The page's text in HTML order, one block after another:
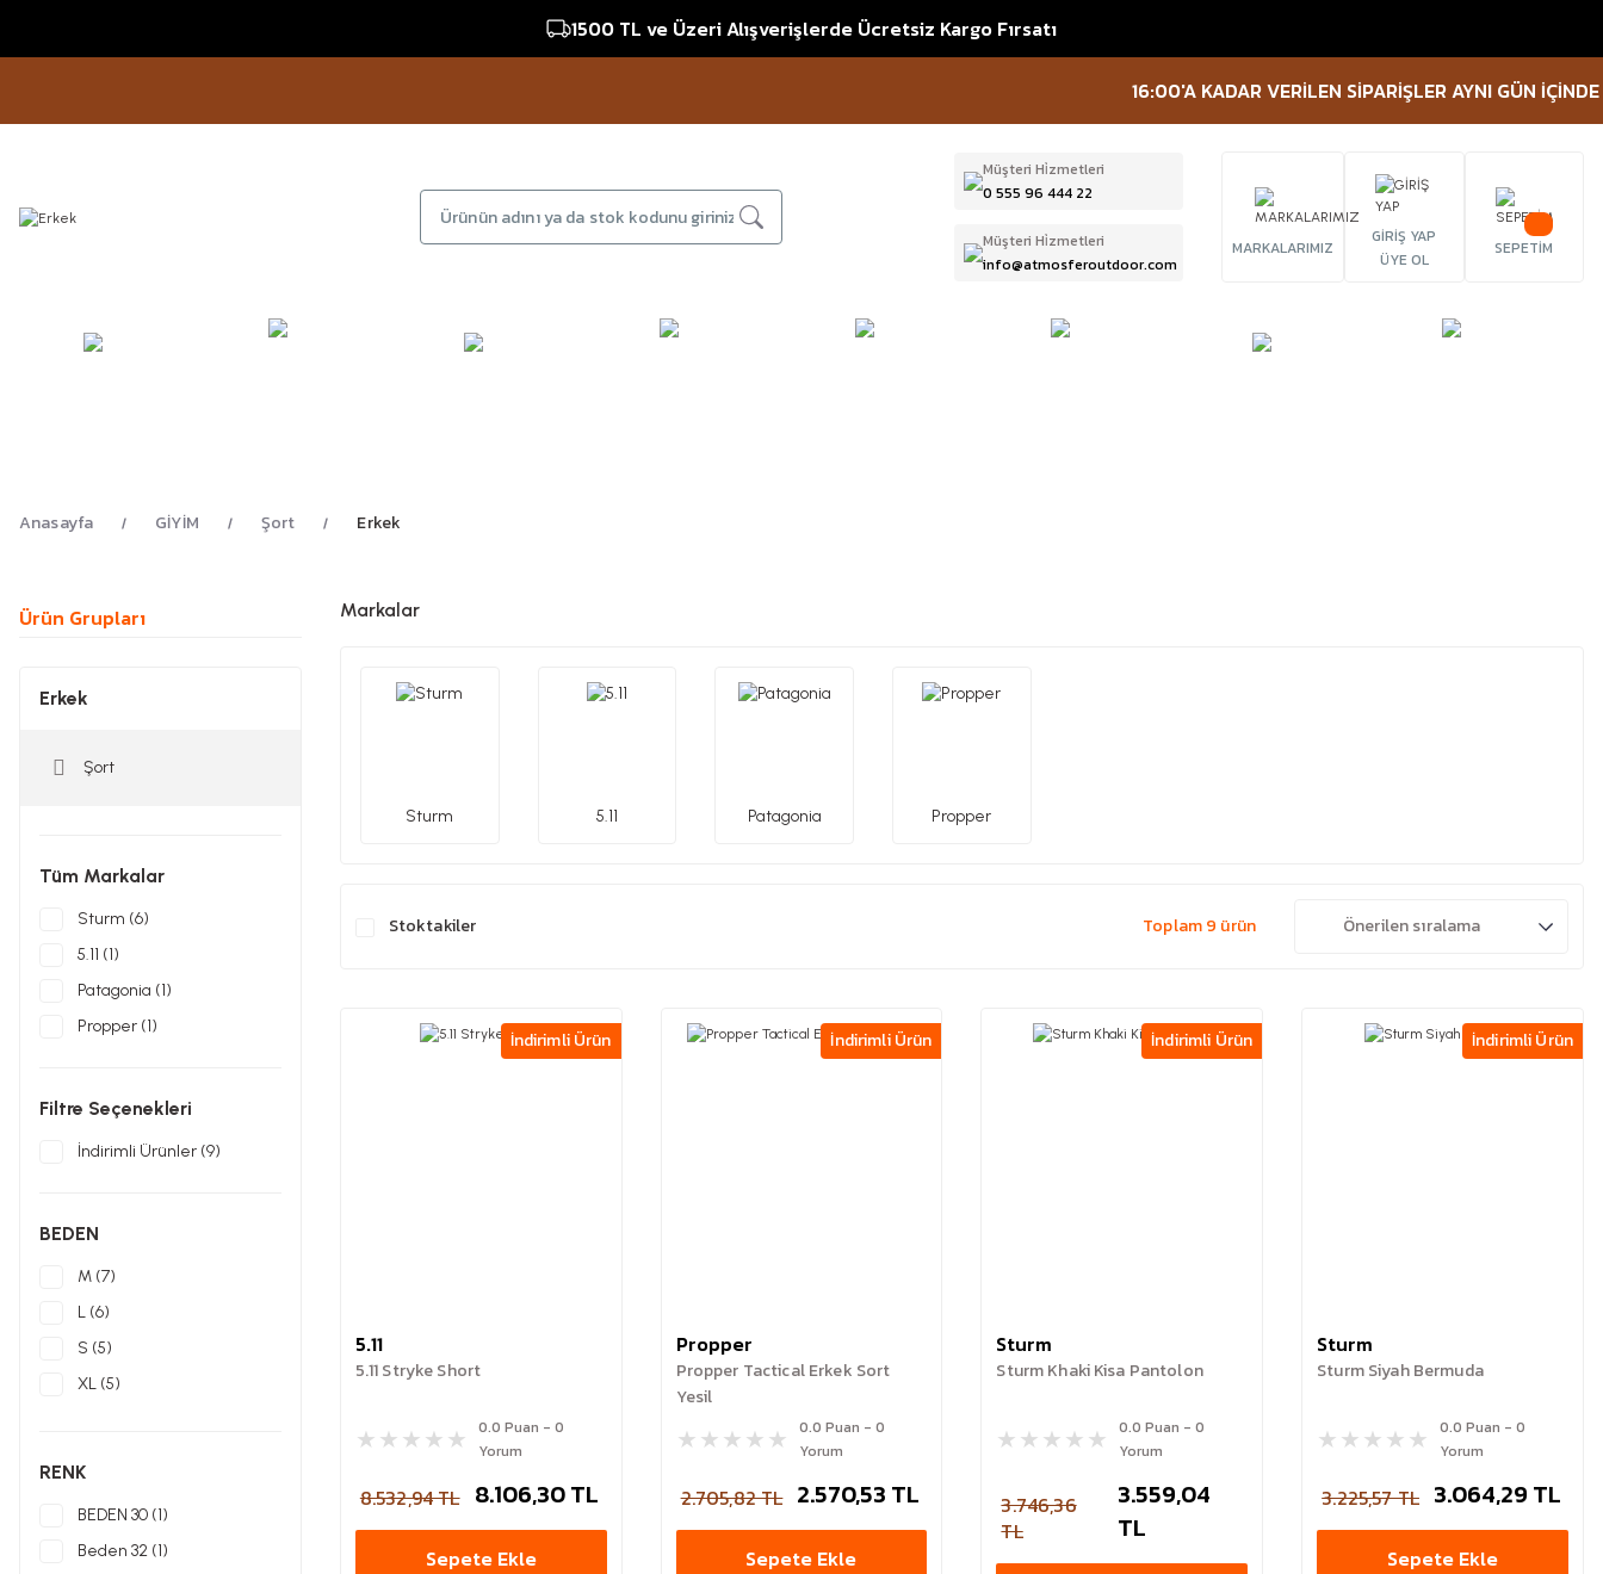
1500 TL ve Üzeri Alışverişlerde Ücretsiz Kargo Fırsatı
16:00'A KADAR VERİLEN SİPARİŞLER AYNI GÜN İÇİNDE
Müşteri Hi̇zmetleri
0 555 96 444 22
Müşteri Hi̇zmetleri
info@atmosferoutdoor.com
MARKALARIMIZ
GİRİŞ YAP
ÜYE OL
SEPETİM
Anasayfa GİYİM Şort Erkek
Ürün Grupları
Erkek
Şort
Tüm Markalar
Sturm (6)
5.11 (1)
Patagonia (1)
Propper (1)
Filtre Seçenekleri
İndirimli Ürünler (9)
BEDEN
M (7)
L (6)
S (5)
XL (5)
30 (1)
31 (1)
RENK
BEDEN 30 (1)
Beden 32 (1)
Markalar
Sturm 5.11 Patagonia Propper
Stoktakiler Toplam 9 ürün
İndirimli Ürün
5.11
5.11 Stryke Short
0.0 Puan - 0
Yorum
8.532,94 TL 8.106,30 TL
Sepete Ekle
İndirimli Ürün
Propper
Propper Tactical Erkek Sort
Yesil
0.0 Puan - 0
Yorum
2.705,82 TL 2.570,53 TL
Sepete Ekle
İndirimli Ürün
Sturm
Sturm Khaki Kisa Pantolon
0.0 Puan - 0
Yorum
3.746,36
TL
3.559,04
TL
İndirimli Ürün
Sturm
Sturm Siyah Bermuda
0.0 Puan - 0
Yorum
3.225,57 TL 3.064,29 TL
Sepete Ekle